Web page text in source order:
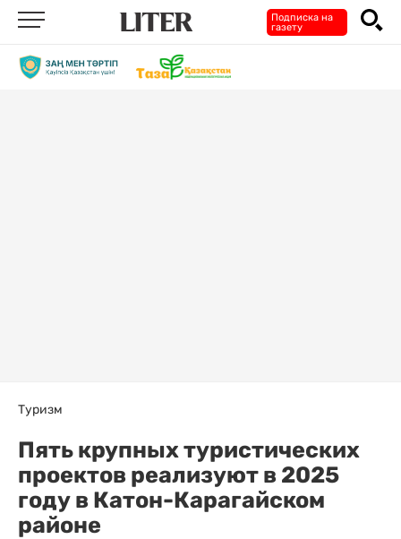
Подписка на
газету
Туризм
Пять крупных туристических
проектов реализуют в 2025
году в Катон-Карагайском
районе